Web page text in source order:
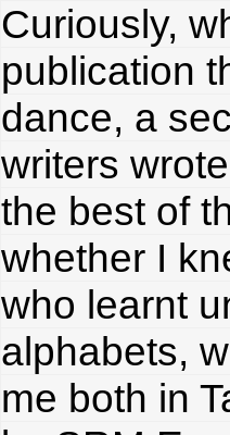
Curiously,
publication
dance, a
writers
the best of
whether I
who learnt
alphabets,
me both in